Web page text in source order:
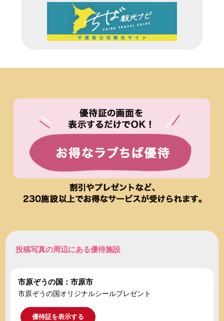
投稿写真の周辺にある優待施設
市原ぞうの国：市原市
市原ぞうの国オリジナルシールプレゼント
優待証を表示する